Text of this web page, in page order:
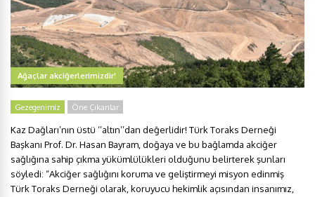
Ağaçlar akciğerlerimizdir!
Gezegenimiz Öne Çıkanlar
Kaz Dağları’nın üstü ‘’altın’’dan değerlidir! Türk Toraks Derneği
Başkanı Prof. Dr. Hasan Bayram, doğaya ve bu bağlamda akciğer
sağlığına sahip çıkma yükümlülükleri olduğunu belirterek şunları
söyledi: “Akciğer sağlığını koruma ve geliştirmeyi misyon edinmiş
Türk Toraks Derneği olarak, koruyucu hekimlik açısından insanımız,